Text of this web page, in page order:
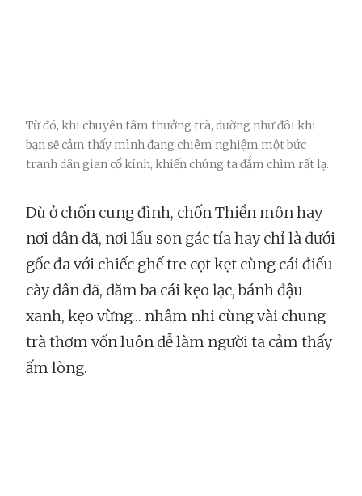
Từ đó, khi chuyên tâm thưởng trà, dường như đôi khi
bạn sẽ cảm thấy mình đang chiêm nghiệm một bức
tranh dân gian cổ kính, khiến chúng ta đắm chìm rất lạ.
Dù ở chốn cung đình, chốn Thiền môn hay
nơi dân dã, nơi lầu son gác tía hay chỉ là dưới
gốc đa với chiếc ghế tre cọt kẹt cùng cái điếu
cày dân dã, dăm ba cái kẹo lạc, bánh đậu
xanh, kẹo vừng… nhâm nhi cùng vài chung
trà thơm vốn luôn dễ làm người ta cảm thấy
ấm lòng.